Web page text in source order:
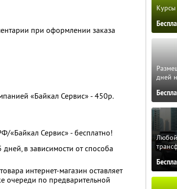
при оформлении заказа
«Байкал Сервис» - 450р.
«Байкал Сервис» - бесплатно!
в зависимости от способа
интернет-магазин оставляет
очереди по предварительной
дней
Любой